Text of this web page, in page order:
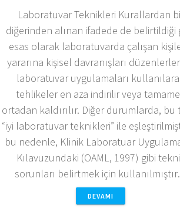
Laboratuvar Teknikleri Kurallardan
diğerinden alınan ifadede de belirtildiği
esas olarak laboratuvarda çalışan
yararına kişisel davranışları düzenlerler
laboratuvar uygulamaları
tehlikeler en aza indirilir veya
ortadan kaldırılır. Diğer durumlarda, bu
“iyi laboratuvar teknikleri” ile
bu nedenle, Klinik Laboratuar
Kılavuzundaki (OAML, 1997) gibi
sorunları belirtmek için
DEVAMI